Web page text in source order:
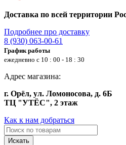
Доставка по всей территории
Подробнее про доставку
8 (930) 063-00-61
График работы
ежедневно с 10 : 00 - 18 : 30
Адрес магазина:
г. Орёл, ул. Ломоносова, д. 6Б
ТЦ "УТЁС", 2 этаж
Как к нам добраться
Искать